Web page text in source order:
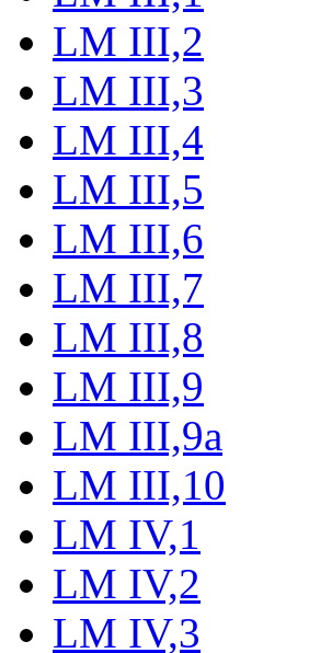
LM III,2
LM III,3
LM III,4
LM III,5
LM III,6
LM III,7
LM III,8
LM III,9
LM III,9a
LM III,10
LM IV,1
LM IV,2
LM IV,3